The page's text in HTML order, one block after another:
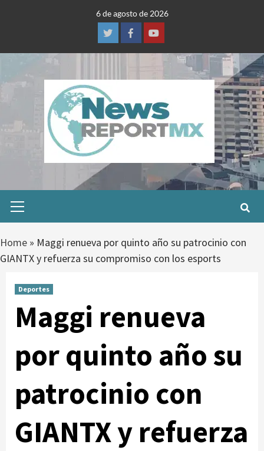
6 de agosto de 2026
TwitterFacebookYoutube
Menu
Home » Maggi renueva por quinto año su patrocinio con
GIANTX y refuerza su compromiso con los esports
Deportes
Maggi renueva
por quinto año su
patrocinio con
GIANTX y refuerza